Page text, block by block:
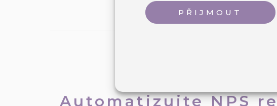
PŘIJMOUT
Automatizujte NPS